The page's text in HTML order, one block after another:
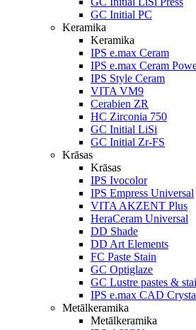
GC Initial PC
Keramika
Keramika
IPS e.max Ceram
IPS e.max Ceram
IPS Style Ceram
VITA VM9
Cerabien ZR
HC Zirconia 750
GC Initial LiSi
GC Initial Zr-FS
Krāsas
Krāsas
IPS Ivocolor
IPS Empress Universal
VITA AKZENT Plus
HeraCeram Universal
DD Shade
DD Art Elements
FC Paste Stain
GC Optiglaze
GC Lustre pastes &
IPS e.max CAD
Metālkeramika
Metālkeramika